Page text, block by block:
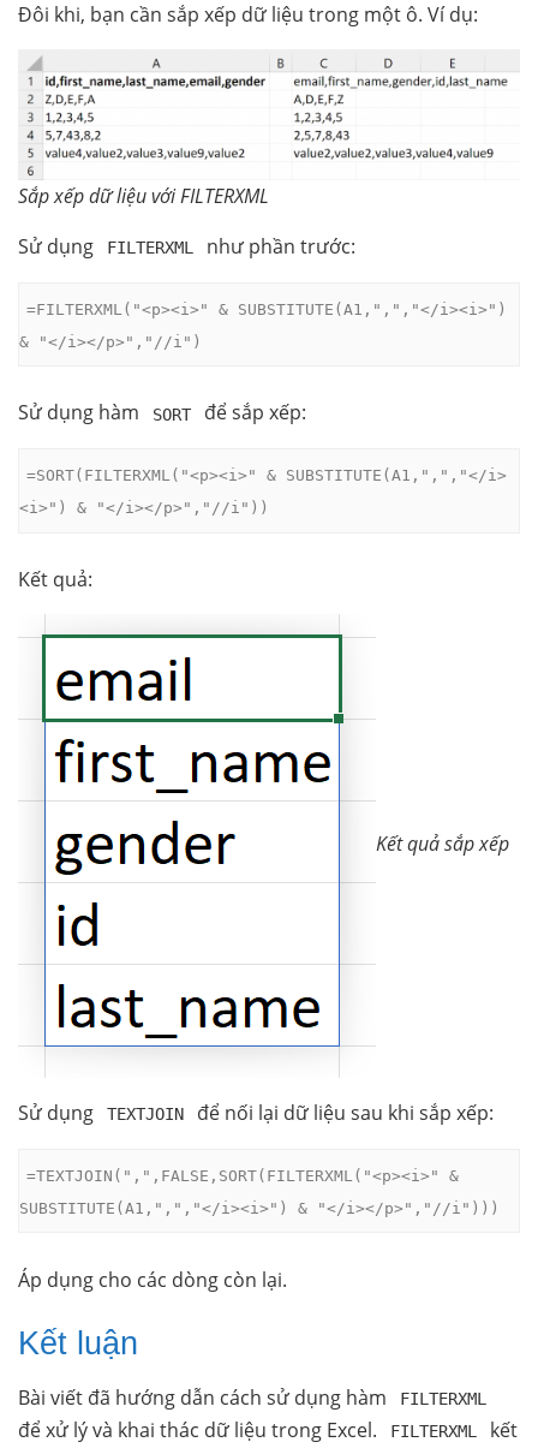
Đôi khi, bạn cần sắp xếp dữ liệu trong một ô. Ví dụ:
Sắp xếp dữ liệu với FILTERXML
Sử dụng
FILTERXML như phần trước:
=FILTERXML("<p><i>" & SUBSTITUTE(A1,",","</i><i>")
& "</i></p>","//i")
Sử dụng hàm SORT để sắp xếp:
=SORT(FILTERXML("<p><i>" & SUBSTITUTE(A1,",","</i>
<i>") & "</i></p>","//i"))
Kết quả:
Kết quả sắp xếp
Sử dụng TEXTJOIN để nối lại dữ liệu sau khi sắp xếp:
=TEXTJOIN(",",FALSE,SORT(FILTERXML("<p><i>" &
SUBSTITUTE(A1,",","</i><i>") & "</i></p>","//i")))
Áp dụng cho các dòng còn lại.
Kết luận
Bài viết đã hướng dẫn cách sử dụng hàm FILTERXML
để xử lý và khai thác dữ liệu trong Excel. FILTERXML kết